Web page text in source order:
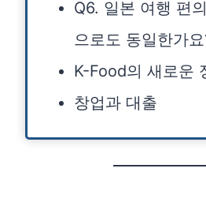
Q6. 일본 여행 편
으로도 동일한가
K-Food의 새로운
창업과 대출